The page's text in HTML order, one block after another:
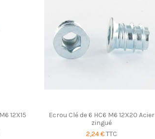
12X15
Ecrou Clé de 6 HC6 M6 12X20 Acier
zingué
2,24 €TTC